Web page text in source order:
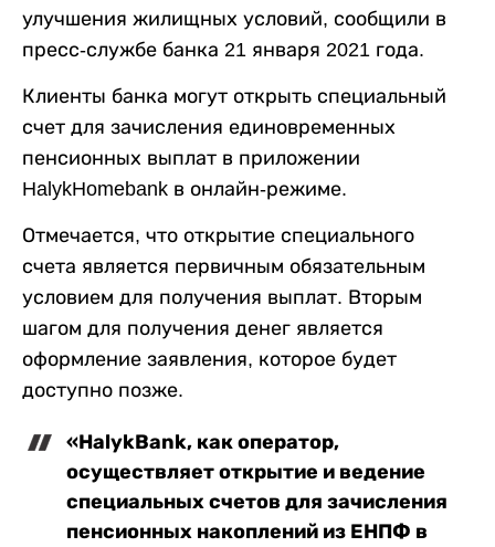
улучшения жилищных условий, сообщили в
пресс-службе банка 21 января 2021 года.
Клиенты банка могут открыть специальный
счет для зачисления единовременных
пенсионных выплат в приложении
HalykHomebank в онлайн-режиме.
Отмечается, что открытие специального
счета является первичным обязательным
условием для получения выплат. Вторым
шагом для получения денег является
оформление заявления, которое будет
доступно позже.
«HalykBank, как оператор,
осуществляет открытие и ведение
специальных счетов для зачисления
пенсионных накоплений из ЕНПФ в